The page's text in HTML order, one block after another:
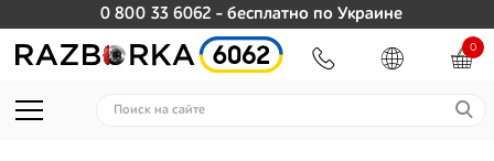
0 800 33 6062 - бесплатно по Украине
0